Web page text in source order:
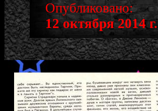
Опубликовано:
12 октября 2014 г.